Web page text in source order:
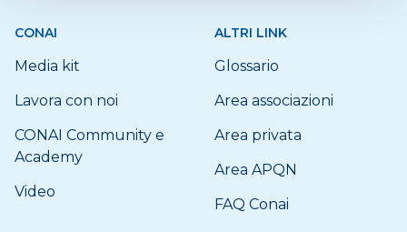
CONAI
Media kit
Lavora con noi
CONAI Community e
Academy
Video
ALTRI LINK
Glossario
Area associazioni
Area privata
Area APQN
FAQ Conai